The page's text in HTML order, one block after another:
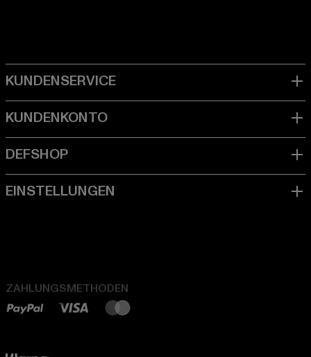
ZAHLUNGSMETHODEN